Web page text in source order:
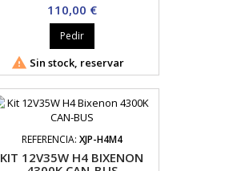
Precio
110,00 €
Pedir
 Sin stock, reservar
REFERENCIA: XJP-H4M4
KIT 12V35W H4 BIXENON